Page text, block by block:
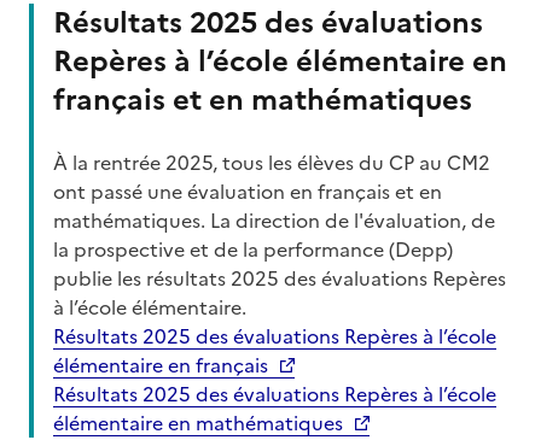
Résultats 2025 des évaluations
Repères à l’école élémentaire en
français et en mathématiques
À la rentrée 2025, tous les élèves du CP au CM2
ont passé une évaluation en français et en
mathématiques. La direction de l'évaluation, de
la prospective et de la performance (Depp)
publie les résultats 2025 des évaluations Repères
à l’école élémentaire.
Résultats 2025 des évaluations Repères à l’école
élémentaire en français
Résultats 2025 des évaluations Repères à l’école
élémentaire en mathématiques